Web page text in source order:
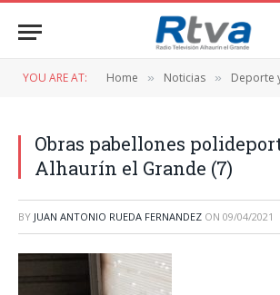
YOU ARE AT: Home » Noticias » Deporte
Obras pabellones
Alhaurín el Grande (7)
BY JUAN ANTONIO RUEDA FERNANDEZ ON 09/04/2021